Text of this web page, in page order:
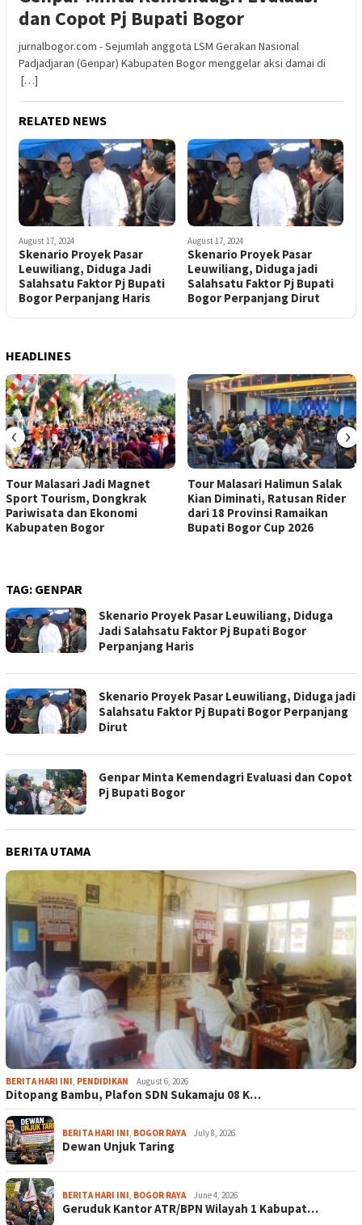
dan Copot Pj Bupati Bogor
jurnalbogor.com - Sejumlah anggota LSM Gerakan Nasional
Padjadjaran (Genpar) Kabupaten Bogor menggelar aksi damai di
[…]
RELATED NEWS
August 17, 2024
Skenario Proyek Pasar
Leuwiliang, Diduga Jadi
Salahsatu Faktor Pj Bupati
Bogor Perpanjang Haris
August 17, 2024
Skenario Proyek Pasar
Leuwiliang, Diduga jadi
Salahsatu Faktor Pj Bupati
Bogor Perpanjang Dirut
HEADLINES
Tour Malasari Jadi Magnet
Sport Tourism, Dongkrak
Pariwisata dan Ekonomi
Kabupaten Bogor
Tour Malasari Halimun Salak
Kian Diminati, Ratusan Rider
dari 18 Provinsi Ramaikan
Bupati Bogor Cup 2026
‹ ›
TAG: GENPAR
Skenario Proyek Pasar Leuwiliang, Diduga
Jadi Salahsatu Faktor Pj Bupati Bogor
Perpanjang Haris
Skenario Proyek Pasar Leuwiliang, Diduga jadi
Salahsatu Faktor Pj Bupati Bogor Perpanjang
Dirut
Genpar Minta Kemendagri Evaluasi dan Copot
Pj Bupati Bogor
BERITA UTAMA
BERITA HARI INI, PENDIDIKAN August 6, 2026
Ditopang Bambu, Plafon SDN Sukamaju 08 K…
BERITA HARI INI, BOGOR RAYA July 8, 2026
Dewan Unjuk Taring
BERITA HARI INI, BOGOR RAYA June 4, 2026
Geruduk Kantor ATR/BPN Wilayah 1 Kabupat…